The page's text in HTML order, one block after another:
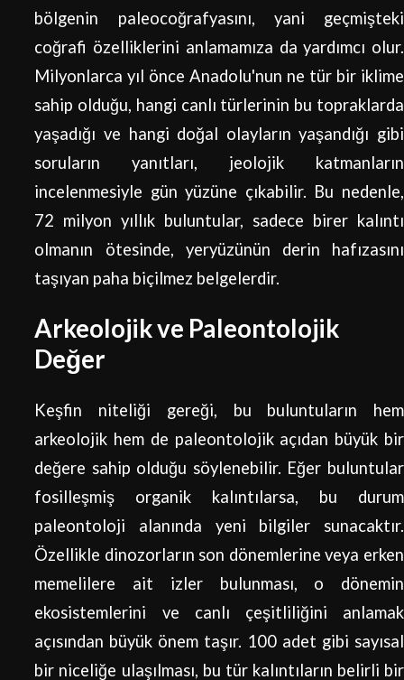
bölgenin paleocoğrafyasını, yani geçmişteki
coğrafi özelliklerini anlamamıza da yardımcı olur.
Milyonlarca yıl önce Anadolu'nun ne tür bir iklime
sahip olduğu, hangi canlı türlerinin bu topraklarda
yaşadığı ve hangi doğal olayların yaşandığı gibi
soruların yanıtları, jeolojik katmanların
incelenmesiyle gün yüzüne çıkabilir. Bu nedenle,
72 milyon yıllık buluntular, sadece birer kalıntı
olmanın ötesinde, yeryüzünün derin hafızasını
taşıyan paha biçilmez belgelerdir.
Arkeolojik ve Paleontolojik
Değer
Keşfin niteliği gereği, bu buluntuların hem
arkeolojik hem de paleontolojik açıdan büyük bir
değere sahip olduğu söylenebilir. Eğer buluntular
fosilleşmiş organik kalıntılarsa, bu durum
paleontoloji alanında yeni bilgiler sunacaktır.
Özellikle dinozorların son dönemlerine veya erken
memelilere ait izler bulunması, o dönemin
ekosistemlerini ve canlı çeşitliliğini anlamak
açısından büyük önem taşır. 100 adet gibi sayısal
bir niceliğe ulaşılması, bu tür kalıntıların belirli bir